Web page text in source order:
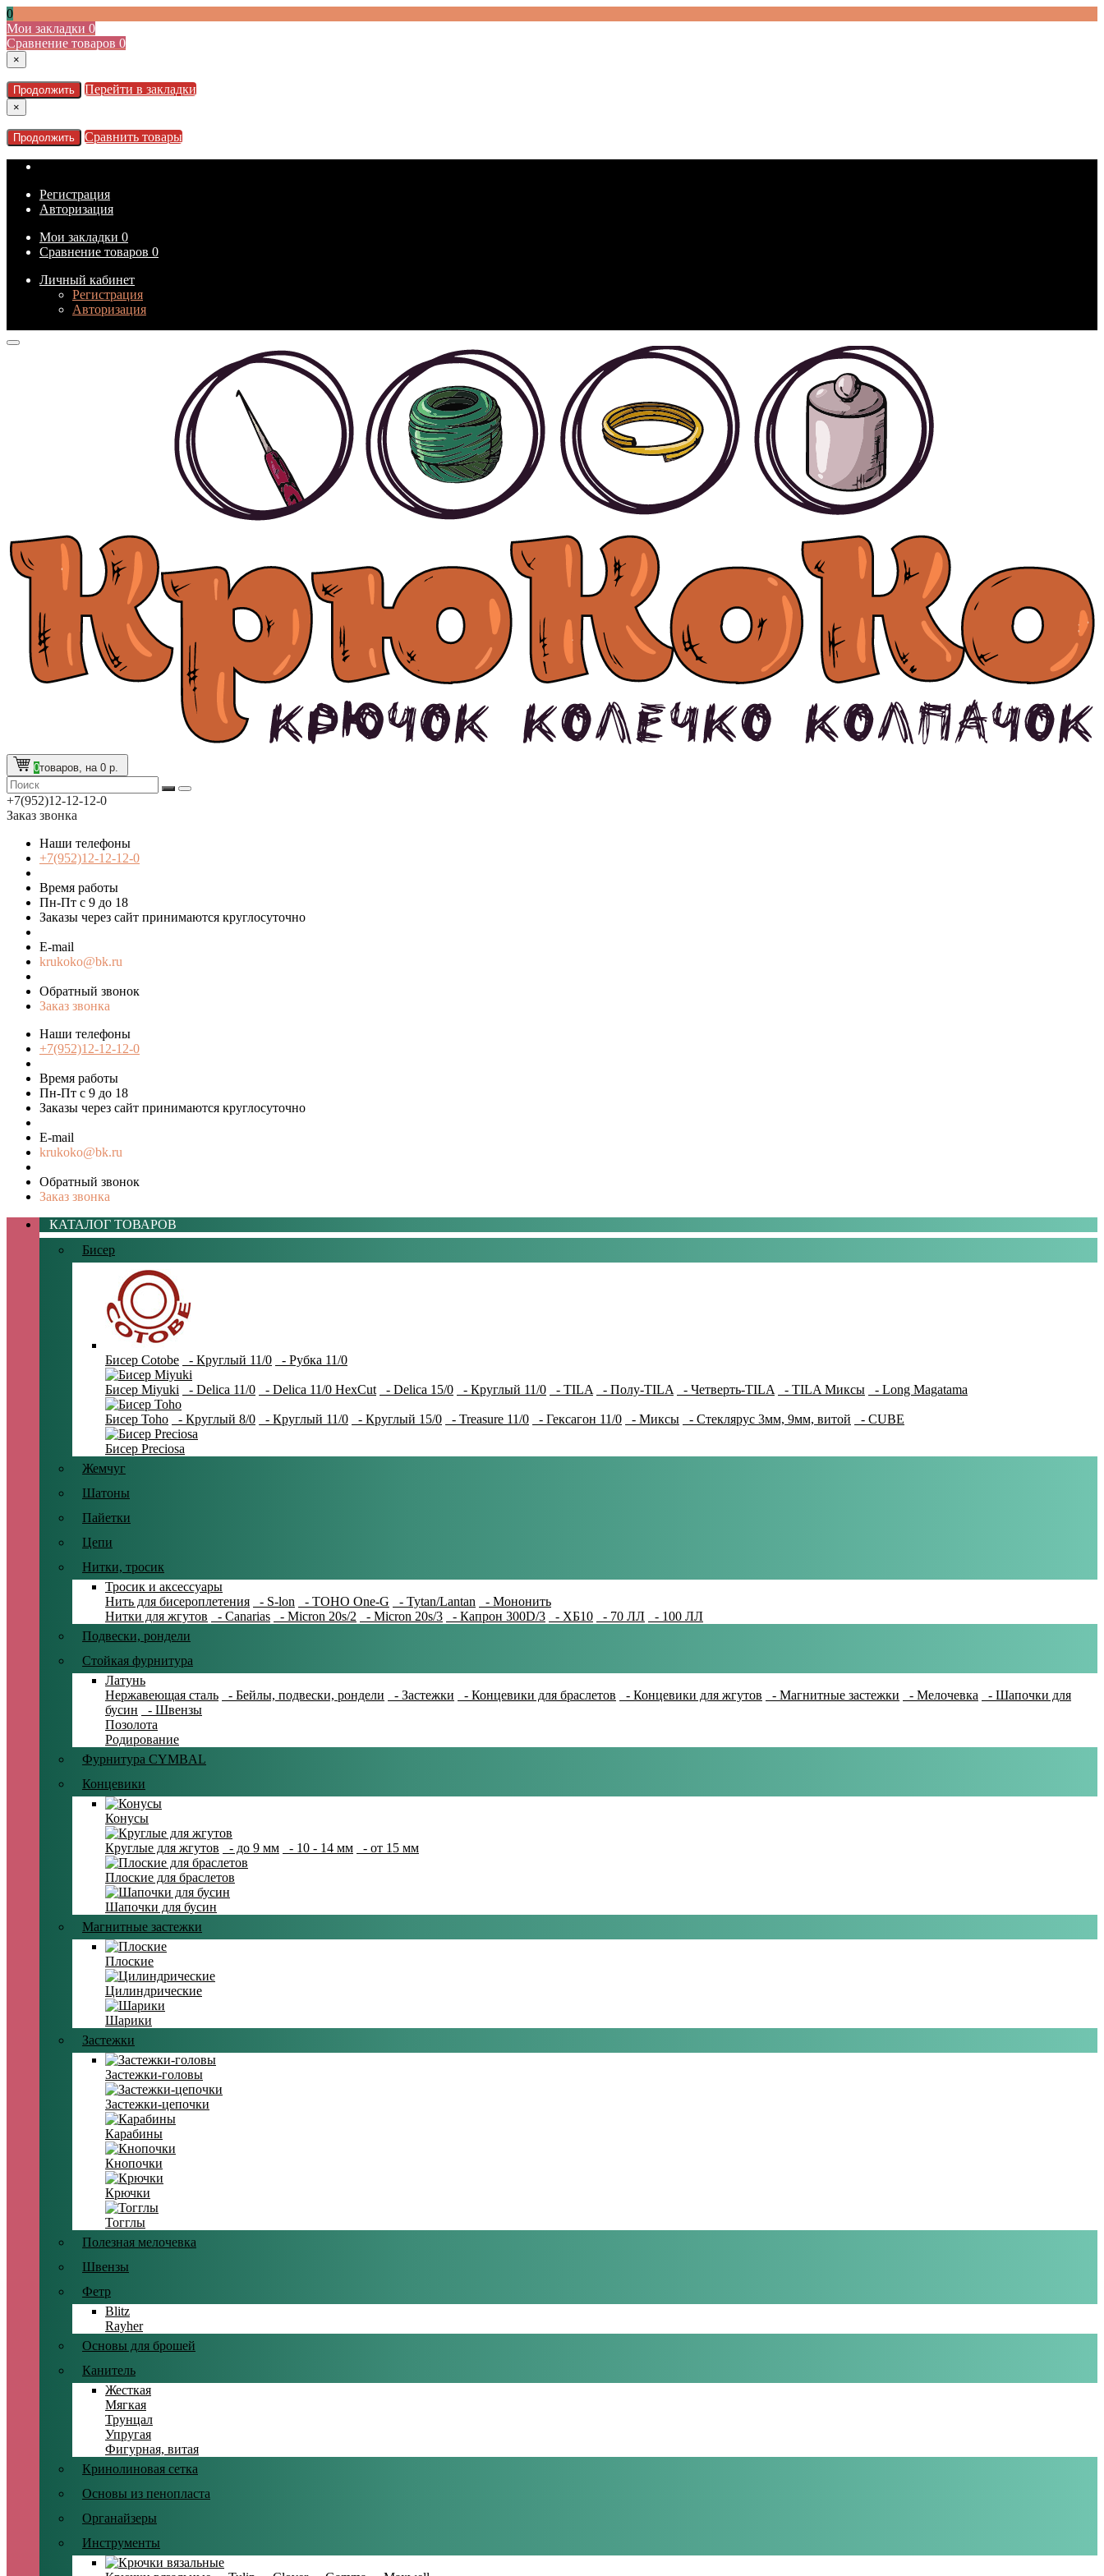
0
Мои закладки 0
Сравнение товаров 0
×
Продолжить Перейти в закладки
×
Продолжить Сравнить товары
Регистрация
Авторизация
Мои закладки 0
Сравнение товаров 0
Личный кабинет
Регистрация
Авторизация
0товаров, на 0 р.
+7(952)12-12-12-0
Заказ звонка
Наши телефоны
+7(952)12-12-12-0
Время работы
Пн-Пт с 9 до 18
Заказы через сайт принимаются круглосуточно
E-mail
krukoko@bk.ru
Обратный звонок
Заказ звонка
Наши телефоны
+7(952)12-12-12-0
Время работы
Пн-Пт с 9 до 18
Заказы через сайт принимаются круглосуточно
E-mail
krukoko@bk.ru
Обратный звонок
Заказ звонка
КАТАЛОГ ТОВАРОВ
Бисер
Бисер Cotobe - Круглый 11/0 - Рубка 11/0
Бисер Miyuki - Delica 11/0 - Delica 11/0 HexCut - Delica 15/0 - Круглый 11/0 - TILA - Полу-TILA - Четверть-TILA - TILA Миксы - Long Magatama
Бисер Toho - Круглый 8/0 - Круглый 11/0 - Круглый 15/0 - Treasure 11/0 - Гексагон 11/0 - Миксы - Стеклярус 3мм, 9мм, витой - CUBE
Бисер Preciosa
Жемчуг
Шатоны
Пайетки
Цепи
Нитки, тросик
Тросик и аксессуары
Нить для бисероплетения
- S-lon - TOHO One-G - Tytan/Lantan
- Мононить
Нитки для жгутов
- Canarias - Micron 20s/2 - Micron 20s/3 - Капрон 300D/3 - ХБ10 - 70 ЛЛ
- 100 ЛЛ
Подвески, рондели
Стойкая фурнитура
Латунь
Нержавеющая сталь
- Бейлы, подвески, рондели - Застежки - Концевики для браслетов - Концевики для жгутов - Магнитные застежки - Мелочевка
- Шапочки для
бусин
- Швензы
Позолота
Родирование
Фурнитура CYMBAL
Концевики
Конусы
Круглые для жгутов - до 9 мм - 10 - 14 мм - от 15 мм
Плоские для браслетов
Шапочки для бусин
Магнитные застежки
Плоские
Цилиндрические
Шарики
Застежки
Застежки-головы
Застежки-цепочки
Карабины
Кнопочки
Крючки
Тогглы
Полезная мелочевка
Швензы
Фетр
Blitz
Rayher
Основы для брошей
Канитель
Жесткая
Мягкая
Трунцал
Упругая
Фигурная, витая
Кринолиновая сетка
Основы из пенопласта
Органайзеры
Инструменты